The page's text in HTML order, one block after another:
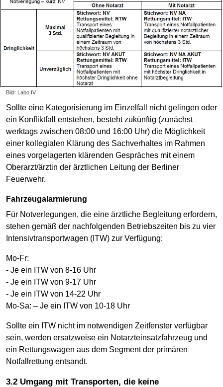
Bild: Labo IV
Sollte eine Kategorisierung im Einzelfall nicht gelingen oder
ein Konfliktfall entstehen, besteht zukünftig (zunächst
werktags zwischen 08:00 und 16:00 Uhr) die Möglichkeit
einer kollegialen Klärung des Sachverhaltes im Rahmen
eines vorgelagerten klärenden Gespräches mit einem
Oberarzt/ärztin der ärztlichen Leitung der Berliner
Feuerwehr.
Fahrzeugalarmierung
Für Notverlegungen, die eine ärztliche Begleitung erfordern,
stehen gemäß der nachfolgenden Betriebszeiten bis zu vier
Intensivtransportwagen (ITW) zur Verfügung:
Mo-Fr:
- Je ein ITW von 8-16 Uhr
- Je ein ITW von 9-17 Uhr
- Je ein ITW von 14-22 Uhr
Mo-Sa: – Je ein ITW von 10-18 Uhr
Sollte ein ITW nicht im notwendigen Zeitfenster verfügbar
sein, werden ersatzweise ein Notarzteinsatzfahrzeug und
ein Rettungswagen aus dem Segment der primären
Notfallrettung entsandt.
3.2 Umgang mit Transporten, die keine